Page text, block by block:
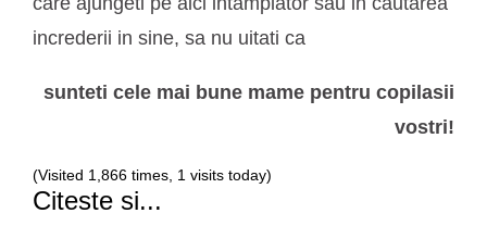
increderii in sine, sa nu uitati ca
sunteti cele mai bune mame pentru copilasii
vostri!
(Visited 1,866 times, 1 visits today)
Citeste si...